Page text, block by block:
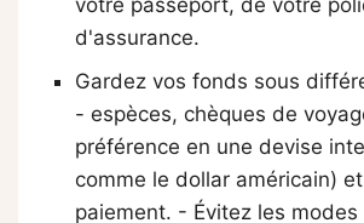
votre passeport, de votre
d'assurance.
Gardez vos fonds sous
- espèces, chèques de
préférence en une devise
comme le dollar américain)
paiement. - Évitez les